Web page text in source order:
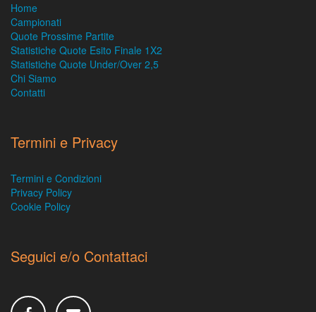
Home
Campionati
Quote Prossime Partite
Statistiche Quote Esito Finale 1X2
Statistiche Quote Under/Over 2,5
Chi Siamo
Contatti
Termini e Privacy
Termini e Condizioni
Privacy Policy
Cookie Policy
Seguici e/o Contattaci